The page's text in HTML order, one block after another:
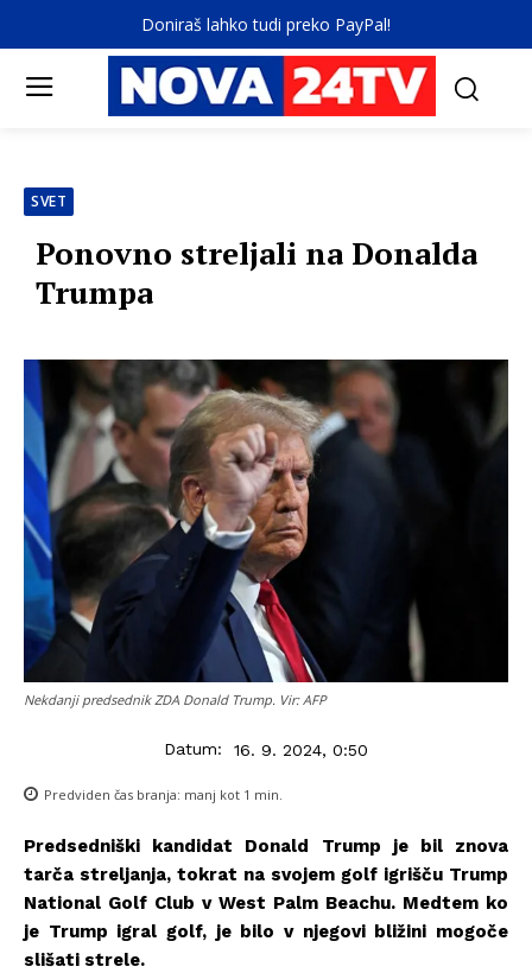
Doniraš lahko tudi preko PayPal!
SVET
Ponovno streljali na Donalda
Trumpa
Nekdanji predsednik ZDA Donald Trump. Vir: AFP
Datum: 16. 9. 2024, 0:50
Predviden čas branja: manj kot 1 min.
Predsedniški kandidat Donald Trump je bil znova
tarča streljanja, tokrat na svojem golf igrišču Trump
National Golf Club v West Palm Beachu. Medtem ko
je Trump igral golf, je bilo v njegovi bližini mogoče
slišati strele.